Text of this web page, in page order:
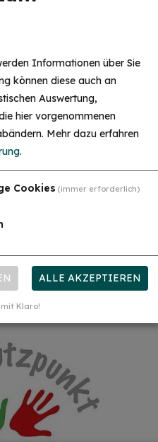
wird wenn alle wirklich
selbst zu verlieren
gesucht!
Informationen über Sie
können diese auch an
Auswertung,
hier vorgenommenen
Mehr dazu erfahren
.
Cookies (immer erforderlich)
ALLE AKZEPTIEREN
Klaro!